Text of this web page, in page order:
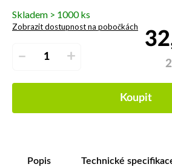
Skladem > 1000 ks
Zobrazit dostupnost na pobočkách
– +
Koupit
Popis Technické